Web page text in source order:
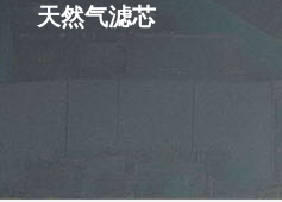
天然气滤芯